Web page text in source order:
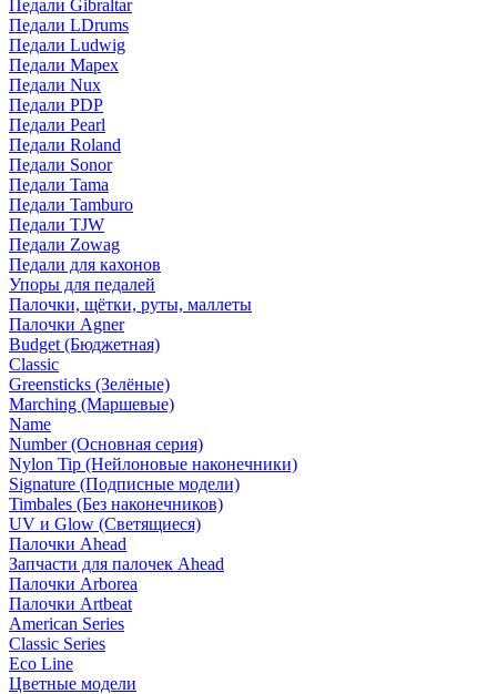
Педали Gibraltar
Педали LDrums
Педали Ludwig
Педали Mapex
Педали Nux
Педали PDP
Педали Pearl
Педали Roland
Педали Sonor
Педали Tama
Педали Tamburo
Педали TJW
Педали Zowag
Педали для кахонов
Упоры для педалей
Палочки, щётки, руты, маллеты
Палочки Agner
Budget (Бюджетная)
Classic
Greensticks (Зелёные)
Marching (Маршевые)
Name
Number (Основная серия)
Nylon Tip (Нейлоновые наконечники)
Signature (Подписные модели)
Timbales (Без наконечников)
UV и Glow (Светящиеся)
Палочки Ahead
Запчасти для палочек Ahead
Палочки Arborea
Палочки Artbeat
American Series
Classic Series
Eco Line
Цветные модели